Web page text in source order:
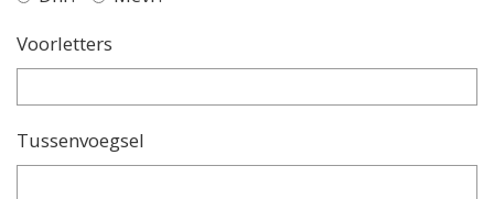
Voorletters
Tussenvoegsel